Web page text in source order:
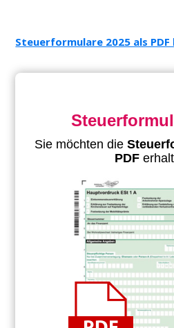
Steuerformulare 2025 als
Sie möchten die
PDF